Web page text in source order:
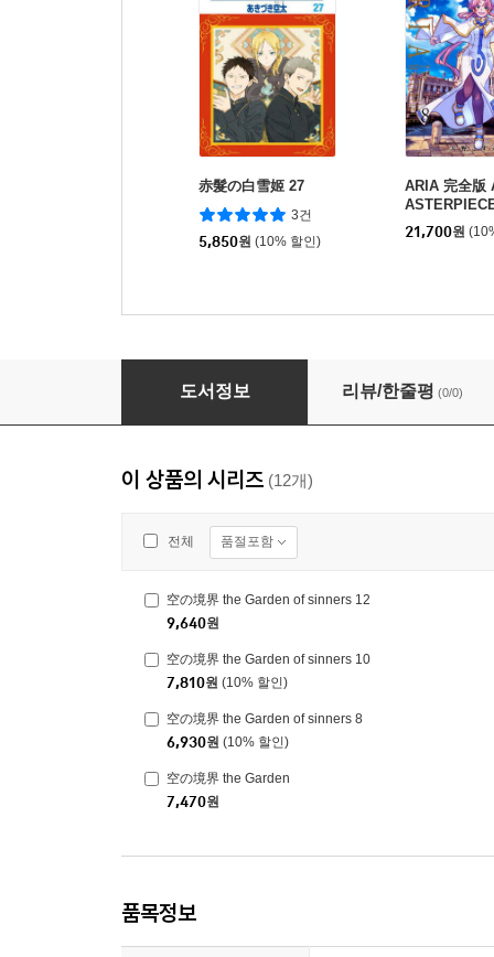
赤髮の白雪姬 27
3건
5,850원 (10% 할인)
ARIA 完全版
21,700원
空の境界 the Garden of sinners 9
도서정보 리뷰/한줄평 (0/0)
이 상품의 시리즈 (12개)
전체 품절포함
空の境界 the Garden of sinners 12
9,640원
空の境界 the Garden of sinners 10
7,810원 (10% 할인)
空の境界 the Garden of sinners 8
6,930원 (10% 할인)
空の境界 the Garden
7,470원
품목정보